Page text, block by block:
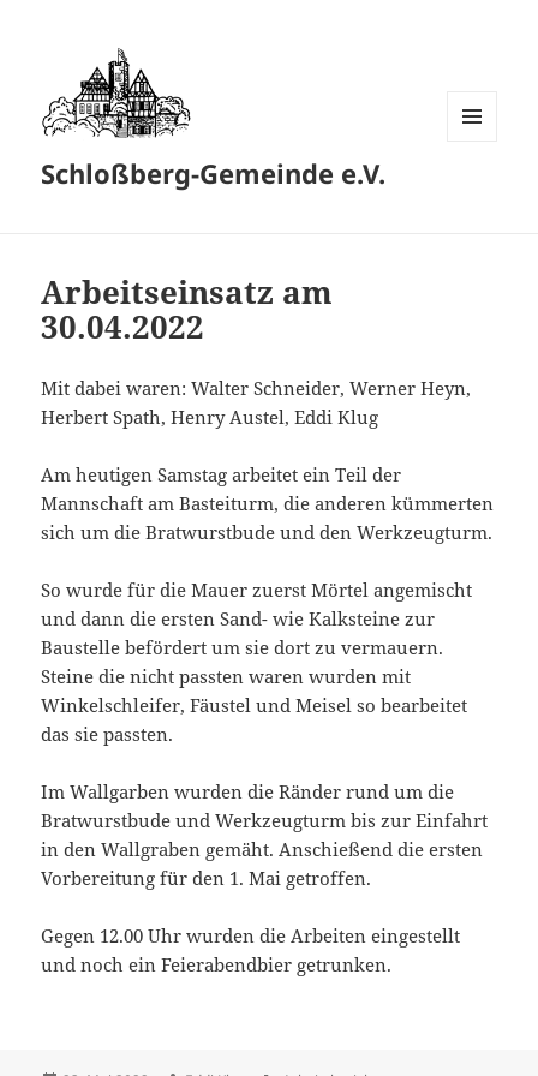
Schloßberg-Gemeinde e.V.
Arbeitseinsatz am
30.04.2022
Mit dabei waren: Walter Schneider, Werner Heyn,
Herbert Spath, Henry Austel, Eddi Klug
Am heutigen Samstag arbeitet ein Teil der
Mannschaft am Basteiturm, die anderen kümmerten
sich um die Bratwurstbude und den Werkzeugturm.
So wurde für die Mauer zuerst Mörtel angemischt
und dann die ersten Sand- wie Kalksteine zur
Baustelle befördert um sie dort zu vermauern.
Steine die nicht passten waren wurden mit
Winkelschleifer, Fäustel und Meisel so bearbeitet
das sie passten.
Im Wallgarben wurden die Ränder rund um die
Bratwurstbude und Werkzeugturm bis zur Einfahrt
in den Wallgraben gemäht. Anschießend die ersten
Vorbereitung für den 1. Mai getroffen.
Gegen 12.00 Uhr wurden die Arbeiten eingestellt
und noch ein Feierabendbier getrunken.